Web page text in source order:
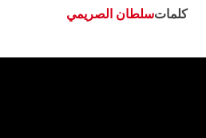
كلماتسلطان الصريمي